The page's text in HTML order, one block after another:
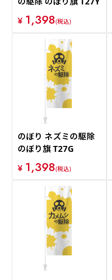
¥ 1,398(税込)
のぼり ネズミの駆除
のぼり旗 T27G
¥ 1,398(税込)